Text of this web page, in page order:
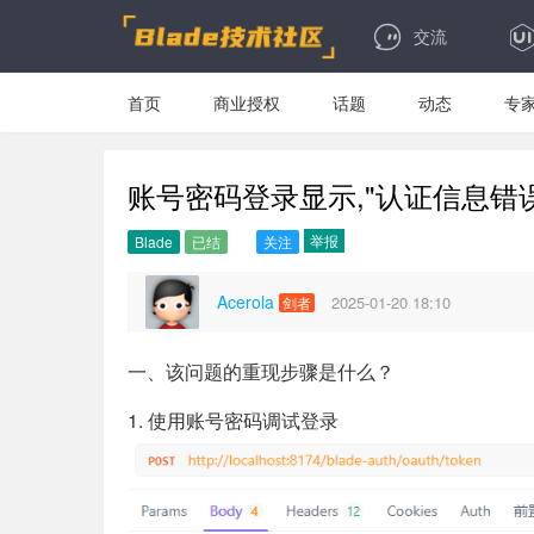
交流
首页 商业授权 话题 动态 专
账号密码登录显示,"认证信息错
Blade 已结 关注 举报
Acerola 剑者 2025-01-20 18:10
一、该问题的重现步骤是什么？
1. 使用账号密码调试登录